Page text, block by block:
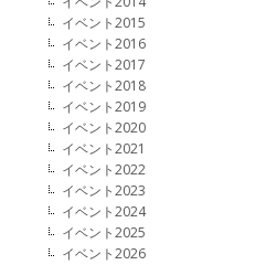
イベント2015
イベント2016
イベント2017
イベント2018
イベント2019
イベント2020
イベント2021
イベント2022
イベント2023
イベント2024
イベント2025
イベント2026